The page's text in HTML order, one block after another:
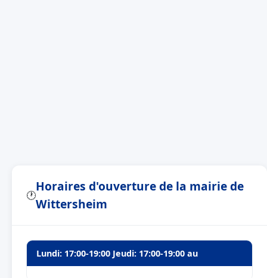
🕐
Horaires d'ouverture de la mairie de
Wittersheim
Lundi: 17:00-19:00 Jeudi: 17:00-19:00 au